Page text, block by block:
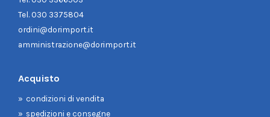
Tel.030 3375804
ordini@dorimport.it
amministrazione@dorimport.it
Acquisto
condizioni di vendita
spedizioni e consegne